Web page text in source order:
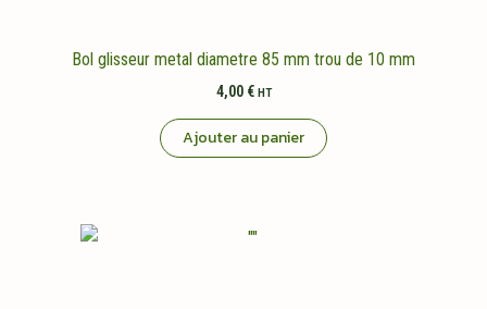
Bol glisseur metal diametre 85 mm trou de 10 mm
4,00 € HT
Ajouter au panier